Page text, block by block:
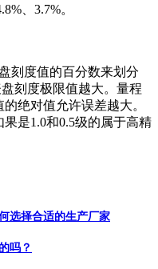
、3.7%。
刻度值的百分数来划分
刻度极限值越大。量程
绝对值允许误差越大。
是1.0和0.5级的属于高精
选择合适的生产厂家
吗？